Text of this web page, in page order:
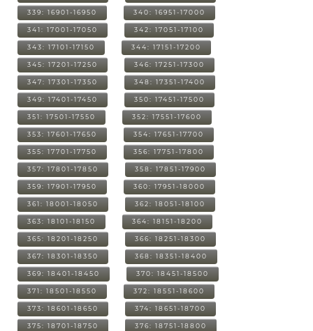
339: 16901-16950 340: 16951-17000
341: 17001-17050 342: 17051-17100
343: 17101-17150 344: 17151-17200
345: 17201-17250 346: 17251-17300
347: 17301-17350 348: 17351-17400
349: 17401-17450 350: 17451-17500
351: 17501-17550 352: 17551-17600
353: 17601-17650 354: 17651-17700
355: 17701-17750 356: 17751-17800
357: 17801-17850 358: 17851-17900
359: 17901-17950 360: 17951-18000
361: 18001-18050 362: 18051-18100
363: 18101-18150 364: 18151-18200
365: 18201-18250 366: 18251-18300
367: 18301-18350 368: 18351-18400
369: 18401-18450 370: 18451-18500
371: 18501-18550 372: 18551-18600
373: 18601-18650 374: 18651-18700
375: 18701-18750 376: 18751-18800